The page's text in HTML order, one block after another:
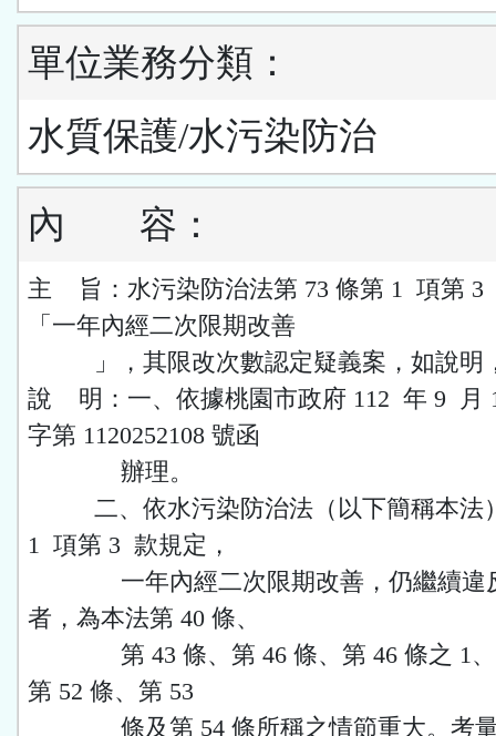
單位業務分類：
水質保護/水污染防治
內 容：
主 旨：水污染防治法第 73 條第 1 項第 3
「一年內經二次限期改善
」，其限改次數認定疑義案，如說明
說 明：一、依據桃園市政府 112 年 9 月
字第 1120252108 號函
辦理。
二、依水污染防治法（以下簡稱本法
1 項第 3 款規定，
一年內經二次限期改善，仍繼續違
者，為本法第 40 條、
第 43 條、第 46 條、第 46 條之 1、
第 52 條、第 53
條及第 54 條所稱之情節重大。考量